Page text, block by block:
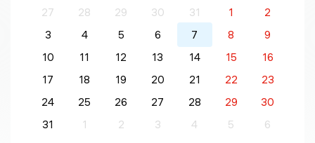
27
28 29 30 31 1
2
3
4 5 6 7 8
9
10
11 12 13 14 15
16
17
18 19 20 21 22
23
24
25 26 27 28 29
30
31
1 2 3 4 5 6